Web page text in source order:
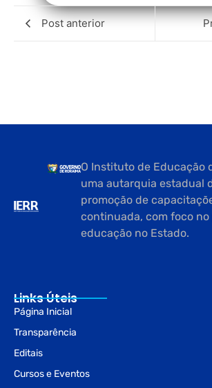
Post anterior
O Instituto de Educação
uma autarquia estadual
promoção de
continuada, com foco no
educação no Estado.
Links Úteis
Página Inicial
Transparência
Editais
Cursos e Eventos